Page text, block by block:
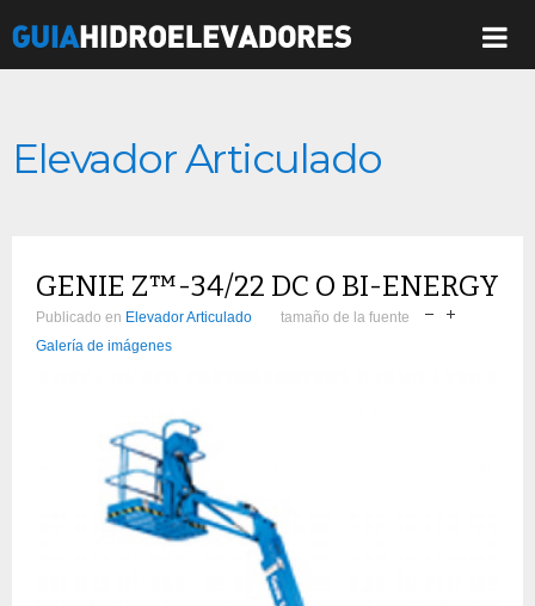
Elevador Articulado
GENIE Z™-34/22 DC O BI-ENERGY
Publicado en Elevador Articulado
tamaño de la fuente
Galería de imágenes